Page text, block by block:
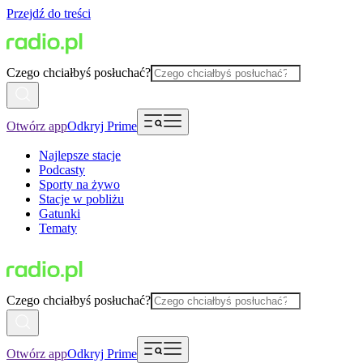
Przejdź do treści
Czego chciałbyś posłuchać?
Otwórz appOdkryj Prime
Najlepsze stacje
Podcasty
Sporty na żywo
Stacje w pobliżu
Gatunki
Tematy
Czego chciałbyś posłuchać?
Otwórz appOdkryj Prime